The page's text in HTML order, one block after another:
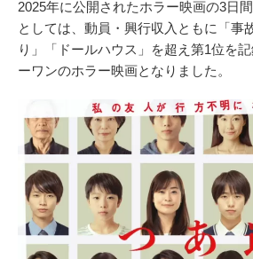
2025年に公開されたホラー映画の3日
としては、動員・興行収入ともに「事
り」「ドールハウス」を超え第1位を
ーワンのホラー映画となりました。